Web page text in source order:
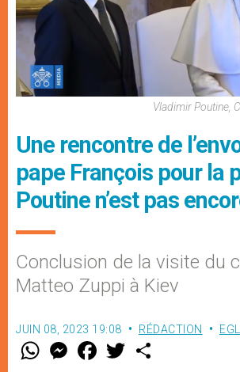
Vladimir Poutine,
Une rencontre de
pape François pour la
Poutine n’est pas
Conclusion de la visite du
Matteo Zuppi à Kiev
JUIN 08, 2023 19:08 RÉDACTION
W M
e
F
a w